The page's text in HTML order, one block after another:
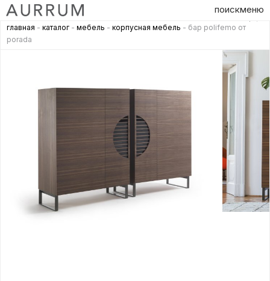
поискменю
главная - каталог - мебель - корпусная мебель - бар polifemo от
porada